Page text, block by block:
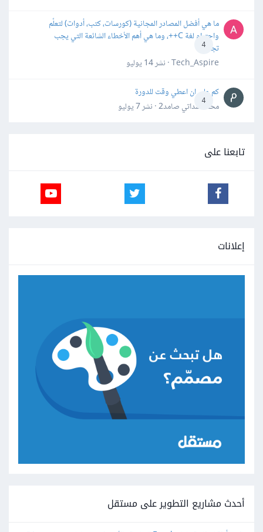
4
ما هي أفضل المصادر المجانية (كورسات، كتب، أدوات) لتعلّم
واحترام لغة C++، وما هي أهم الأخطاء الشائعة التي يجب
تجنبها؟
Tech_Aspire · نشر
14 يوليو
4
كم علي ان اعطي وقت للدورة
محمد سداتي صامد2 · نشر
7 يوليو
تابعنا على
إعلانات
أحدث مشاريع التطوير على مستقل